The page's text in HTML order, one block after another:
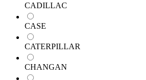
CADILLAC
CASE
CATERPILLAR
CHANGAN